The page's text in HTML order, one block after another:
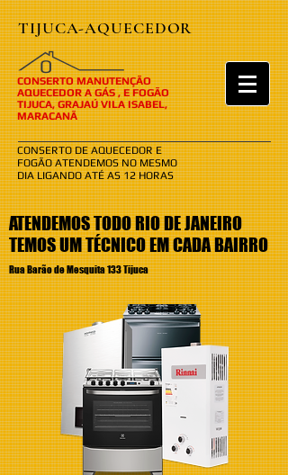
TIJUCA-AQUECEDOR
​​O
CONSERTO MANUTENÇÃO
AQUECEDOR A GÁS , E FOGÃO
TIJUCA, GRAJAÚ VILA ISABEL,
MARACANÃ
CONSERTO DE AQUECEDOR E
FOGÃO ATENDEMOS NO MESMO
DIA LIGANDO ATÉ AS 12 HORAS
ATENDEMOS TODO RIO DE JANEIRO
TEMOS UM TÉCNICO EM CADA BAIRRO
Rua Barão de Mesquita 133 Tijuca